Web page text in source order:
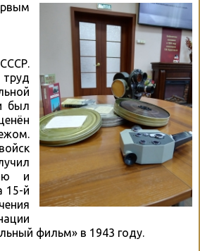
был
и
15-й
фильм» в 1943 году.